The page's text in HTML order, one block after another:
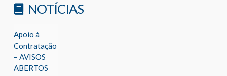
NOTÍCIAS
Apoio à
Contratação
– AVISOS
ABERTOS